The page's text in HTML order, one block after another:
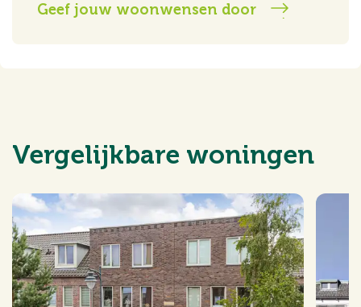
Geef jouw woonwensen door
Vergelijkbare woningen